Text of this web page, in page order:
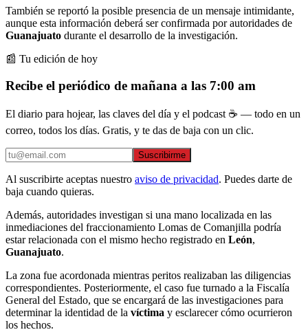
También se reportó la posible presencia de un mensaje intimidante,
aunque esta información deberá ser confirmada por autoridades de
Guanajuato durante el desarrollo de la investigación.
📰 Tu edición de hoy
Recibe el periódico de mañana a las 7:00 am
El diario para hojear, las claves del día y el podcast ☕ — todo en un
correo, todos los días. Gratis, y te das de baja con un clic.
Suscribirme
Al suscribirte aceptas nuestro aviso de privacidad. Puedes darte de
baja cuando quieras.
Además, autoridades investigan si una mano localizada en las
inmediaciones del fraccionamiento Lomas de Comanjilla podría
estar relacionada con el mismo hecho registrado en León,
Guanajuato.
La zona fue acordonada mientras peritos realizaban las diligencias
correspondientes. Posteriormente, el caso fue turnado a la Fiscalía
General del Estado, que se encargará de las investigaciones para
determinar la identidad de la víctima y esclarecer cómo ocurrieron
los hechos.